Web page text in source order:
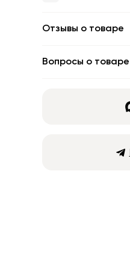
Отзывы о товаре
Вопросы о товаре